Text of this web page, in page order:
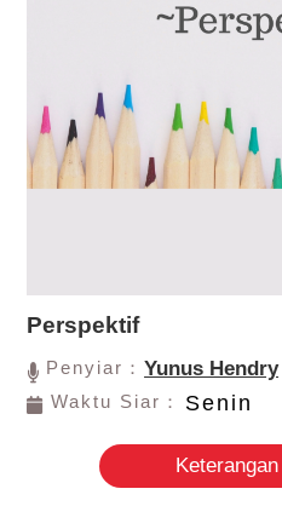
Perspektif
Penyiar：Yunus Hendry
Waktu Siar： Senin